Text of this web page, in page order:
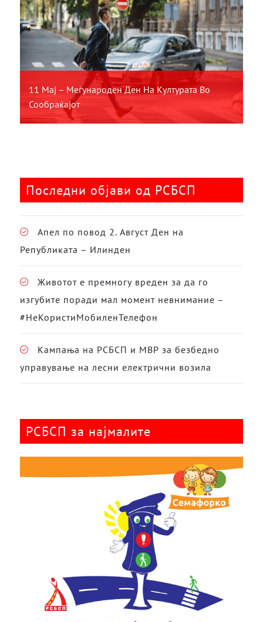
11 Мај – Меѓународен Ден На Културата Во
Сообраќајот
Последни објави од РСБСП
Апел по повод 2. Август Ден на
Републиката – Илинден
Животот е премногу вреден за да го
изгубите поради мал момент невнимание –
#НеКористиМобиленТелефон
Кампања на РСБСП и МВР за безбедно
управување на лесни електрични возила
РСБСП за најмалите